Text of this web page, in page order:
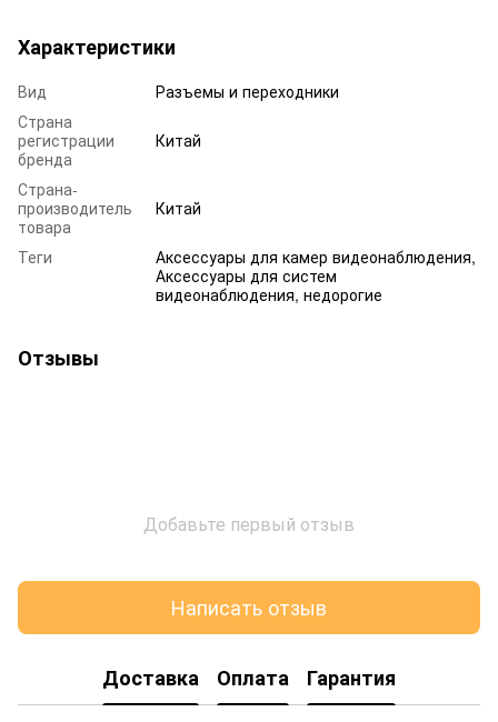
Характеристики
Вид
Разъемы и переходники
Страна
регистрации
бренда
Китай
Страна-
производитель
товара
Китай
Теги
Аксессуары для камер видеонаблюдения,
Аксессуары для систем
видеонаблюдения, недорогие
Отзывы
Добавьте первый отзыв
Написать отзыв
Доставка Оплата Гарантия